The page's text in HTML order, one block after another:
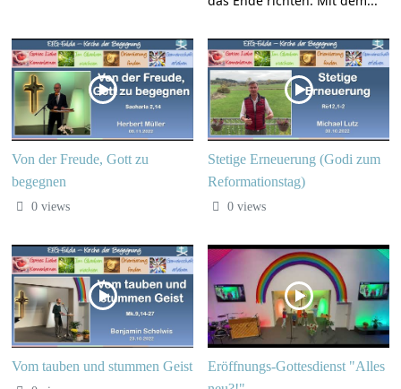
Von der Freude, Gott zu
begegnen
0 views
Stetige Erneuerung (Godi zum
Reformationstag)
0 views
Vom tauben und stummen Geist
Eröffnungs-Gottesdienst "Alles